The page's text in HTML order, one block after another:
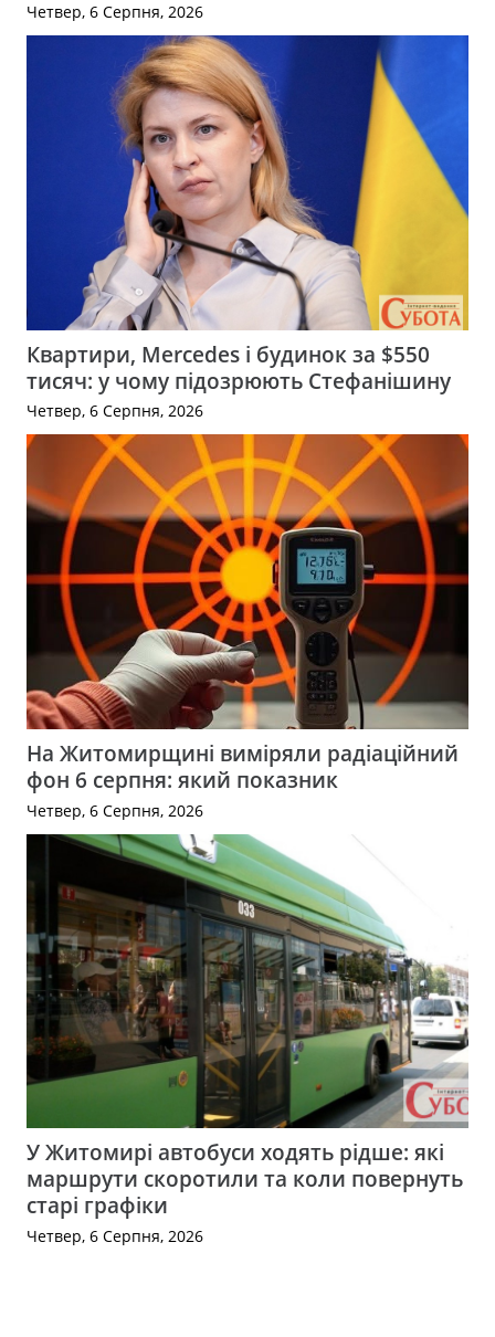
Четвер, 6 Серпня, 2026
Квартири, Mercedes і будинок за $550
тисяч: у чому підозрюють Стефанішину
Четвер, 6 Серпня, 2026
На Житомирщині виміряли радіаційний
фон 6 серпня: який показник
Четвер, 6 Серпня, 2026
У Житомирі автобуси ходять рідше: які
маршрути скоротили та коли повернуть
старі графіки
Четвер, 6 Серпня, 2026